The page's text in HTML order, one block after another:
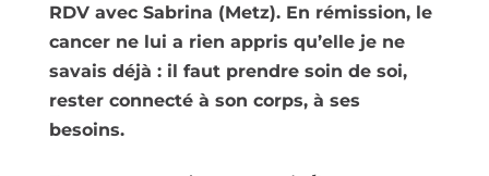
RDV avec Sabrina (Metz). En rémission, le
cancer ne lui a rien appris qu’elle je ne
savais déjà : il faut prendre soin de soi,
rester connecté à son corps, à ses
besoins.